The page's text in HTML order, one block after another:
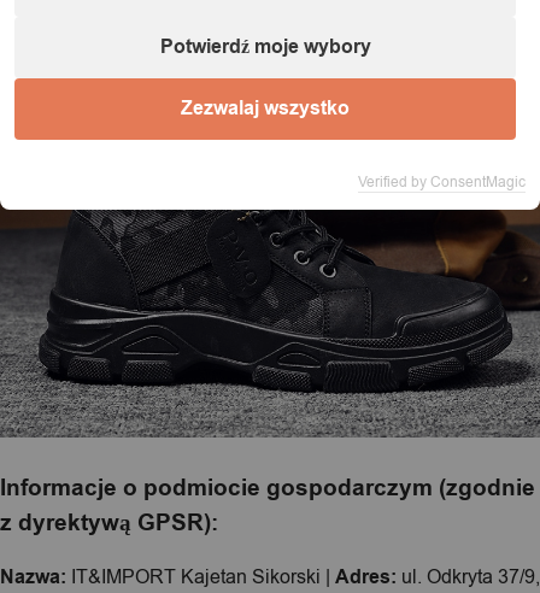
Informacje o podmiocie gospodarczym (zgodnie
z dyrektywą GPSR):
Nazwa: IT&IMPORT Kajetan Sikorski | Adres: ul. Odkryta 37/9,
Potwierdź moje wybory
Zezwalaj wszystko
Verified by ConsentMagic